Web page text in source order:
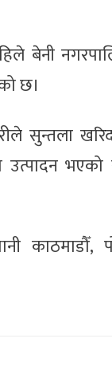
बेनी
छ।
सुन्तला
भएको
काठमाडौँ,